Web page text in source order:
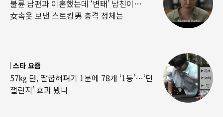
불륜 남편과 이혼했는데 ‘변태’ 남친이…
女속옷 보낸 스토킹男 충격 정체는
스타 요즘
57㎏ 던, 팔굽혀펴기 1분에 78개 ‘1등’…‘던
챌린지’ 효과 봤나